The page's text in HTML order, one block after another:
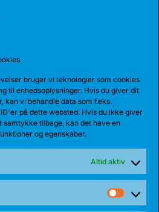
bruger vi teknologier som cookies
til enhedsoplysninger. Hvis du giver dit
kan vi behandle data som f.eks.
på dette websted. Hvis du ikke giver
tilbage, kan det have en
og egenskaber.
Altid aktiv
GUARD
guard, Myles Corey,
med...